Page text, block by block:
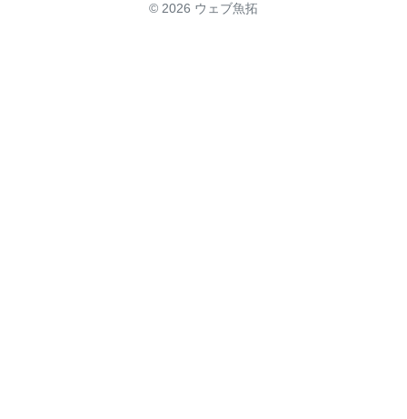
© 2026 ウェブ魚拓